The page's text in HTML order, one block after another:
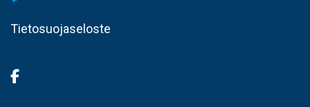
Tietosuojaseloste